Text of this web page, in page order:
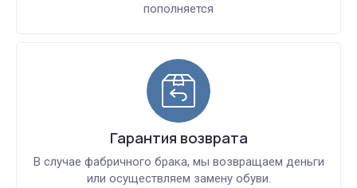
пополняется
Гарантия возврата
В случае фабричного брака, мы возвращаем деньги
или осуществляем замену обуви.